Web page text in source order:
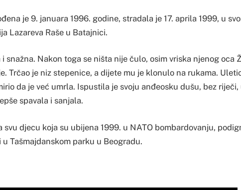
je 9. januara 1996. godine, stradala je 17. aprila 1999, u
Lazareva Raše u Batajnici.
snažna. Nakon toga se ništa nije čulo, osim vriska njenog oca
Trčao je niz stepenice, a dijete mu je klonulo na rukama.
da je već umrla. Ispustila je svoju anđeosku dušu, bez riječi,
spavala i sanjala.
svu djecu koja su ubijena 1999. u NATO bombardovanju,
Tašmajdanskom parku u Beogradu.